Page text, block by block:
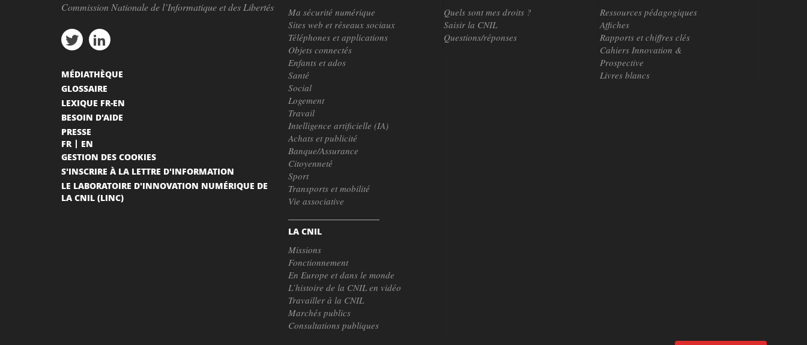
Commission Nationale de l’Informatique et des Libertés
Ma sécurité numérique
Sites web et réseaux sociaux
Téléphones et applications
Objets connectés
Enfants et ados
Santé
Social
Logement
Travail
Intelligence artificielle (IA)
Achats et publicité
Banque/Assurance
Citoyenneté
Sport
Transports et mobilité
Vie associative
LA CNIL
Missions
Fonctionnement
En Europe et dans le monde
L’histoire de la CNIL en vidéo
Travailler à la CNIL
Marchés publics
Consultations publiques
Quels sont mes droits ?
Saisir la CNIL
Questions/réponses
Ressources pédagogiques
Affiches
Rapports et chiffres clés
Cahiers Innovation &
Prospective
Livres blancs
MÉDIATHÈQUE
GLOSSAIRE
LEXIQUE FR-EN
BESOIN D'AIDE
PRESSE
FR
EN
GESTION DES COOKIES
S'INSCRIRE À LA LETTRE D'INFORMATION
LE LABORATOIRE D'INNOVATION NUMÉRIQUE DE
LA CNIL (LINC)